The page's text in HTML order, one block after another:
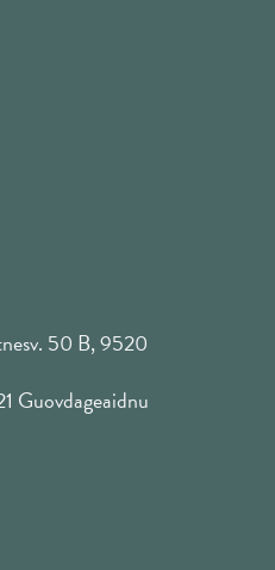
50 B, 9520
Guovdageaidnu